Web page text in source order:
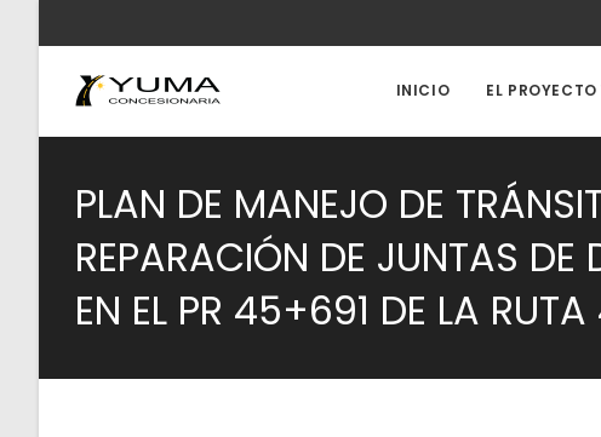
contenido
INICIO EL
PLAN DE MANEJO DE
REPARACIÓN DE JUNTAS
EN EL PR 45+691 DE LA